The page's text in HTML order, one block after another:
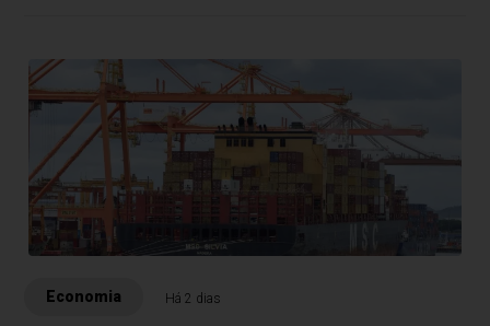
Economia Há 2 dias